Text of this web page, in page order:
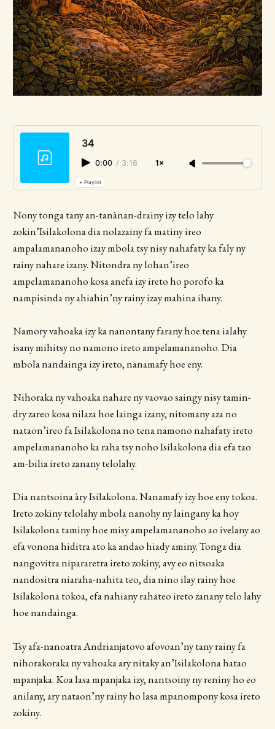
34
0:00 / 3:18 1×
+ Playlist
Nony tonga tany an-tanànan-drainy izy telo lahy
zokin’Isilakolona dia nolazainy fa matiny ireo
ampalamananoho izay mbola tsy nisy nahafaty ka faly ny
rainy nahare izany. Nitondra ny lohan’ireo
ampelamananoho kosa anefa izy ireto ho porofo ka
nampisinda ny ahiahin’ny rainy izay mahina ihany.
Namory vahoaka izy ka nanontany farany hoe tena ialahy
isany mihitsy no namono ireto ampelamananoho. Dia
mbola nandainga izy ireto, nanamafy hoe eny.
Nihoraka ny vahoaka nahare ny vaovao saingy nisy tamin-
dry zareo kosa nilaza hoe lainga izany, nitomany aza no
nataon’ireo fa Isilakolona no tena namono nahafaty ireto
ampelamananoho ka raha tsy noho Isilakolona dia efa tao
am-bilia ireto zanany telolahy.
Dia nantsoina àry Isilakolona. Nanamafy izy hoe eny tokoa.
Ireto zokiny telolahy mbola nanohy ny laingany ka hoy
Isilakolona taminy hoe misy ampelamananoho ao ivelany ao
efa vonona hiditra ato ka andao hiady aminy. Tonga dia
nangovitra nipararetra ireto zokiny, avy eo nitsoaka
nandositra niaraha-nahita teo, dia nino ilay rainy hoe
Isilakolona tokoa, efa nahiany rahateo ireto zanany telo lahy
hoe nandainga.
Tsy afa-nanoatra Andrianjatovo afovoan’ny tany rainy fa
nihorakoraka ny vahoaka ary nitaky an’Isilakolona hatao
mpanjaka. Koa lasa mpanjaka izy, nantsoiny ny reniny ho eo
anilany, ary nataon’ny rainy ho lasa mpanompony kosa ireto
zokiny.